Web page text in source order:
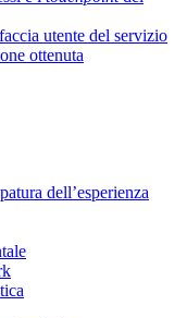
utente del servizio
ottenuta
dell’esperienza